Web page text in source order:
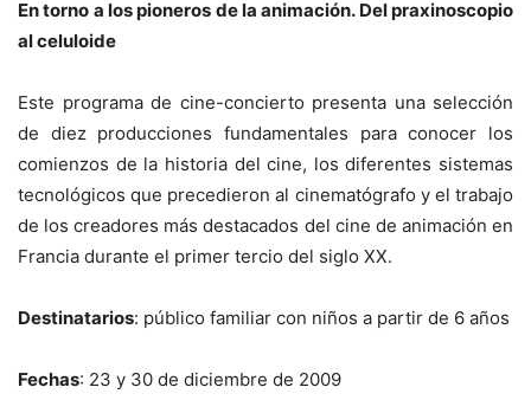
En torno a los pioneros de la animación. Del praxinoscopio
al celuloide
Este programa de cine-concierto presenta una selección
de diez producciones fundamentales para conocer los
comienzos de la historia del cine, los diferentes sistemas
tecnológicos que precedieron al cinematógrafo y el trabajo
de los creadores más destacados del cine de animación en
Francia durante el primer tercio del siglo XX.
Destinatarios: público familiar con niños a partir de 6 años
Fechas: 23 y 30 de diciembre de 2009